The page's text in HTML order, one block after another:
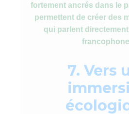
fortement ancrés dans le
permettent de créer des
qui parlent
7. Vers